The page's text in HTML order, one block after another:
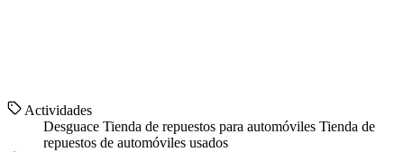
Actividades
Desguace Tienda de repuestos para automóviles Tienda de
repuestos de automóviles usados